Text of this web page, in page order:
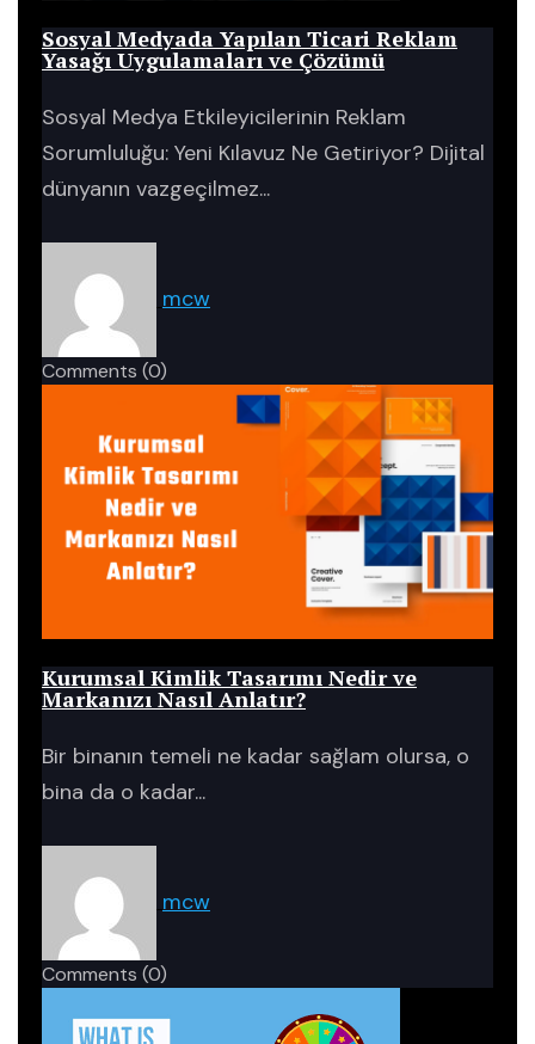
Sosyal Medyada Yapılan Ticari Reklam
Yasağı Uygulamaları ve Çözümü
Sosyal Medya Etkileyicilerinin Reklam
Sorumluluğu: Yeni Kılavuz Ne Getiriyor? Dijital
dünyanın vazgeçilmez...
mcw
Comments (0)
Kurumsal Kimlik Tasarımı Nedir ve
Markanızı Nasıl Anlatır?
Bir binanın temeli ne kadar sağlam olursa, o
bina da o kadar...
mcw
Comments (0)